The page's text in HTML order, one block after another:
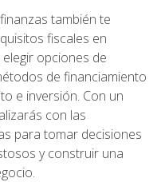
también te
fiscales en
opciones de
de financiamiento
e inversión. Con un
con las
para tomar decisiones
y construir una